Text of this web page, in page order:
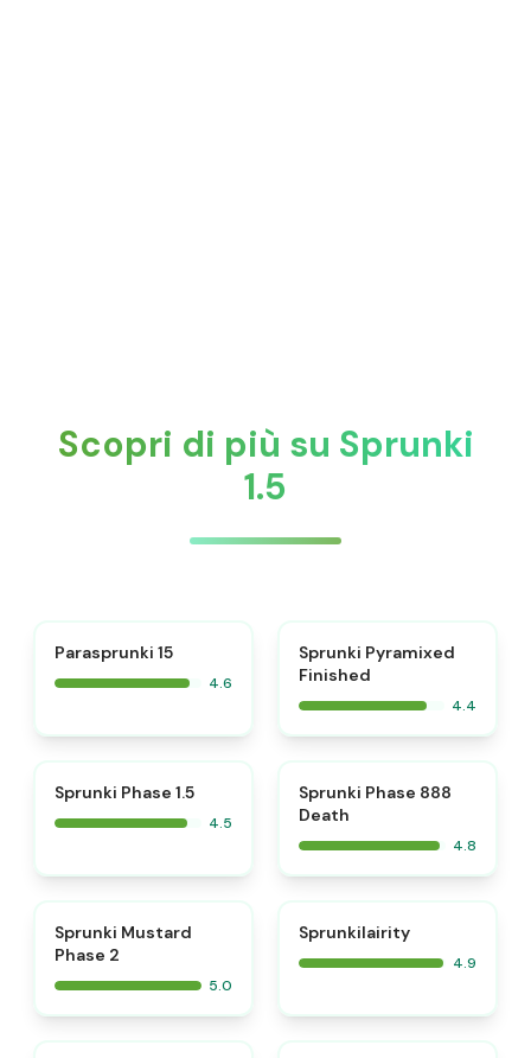
Scopri di più su Sprunki
1.5
Parasprunki 15
4.6
Sprunki Pyramixed
Finished
4.4
Sprunki Phase 1.5
4.5
Sprunki Phase 888
Death
4.8
Sprunki Mustard
Phase 2
5.0
Sprunkilairity
4.9